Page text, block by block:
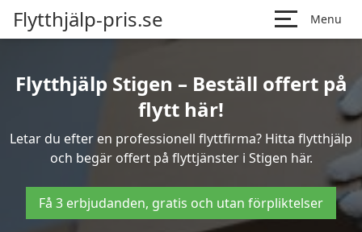
Flytthjälp-pris.se Menu
Flytthjälp Stigen – Beställ offert på
flytt här!
Letar du efter en professionell flyttfirma? Hitta flytthjälp
och begär offert på flyttjänster i Stigen här.
Få 3 erbjudanden, gratis och utan förpliktelser